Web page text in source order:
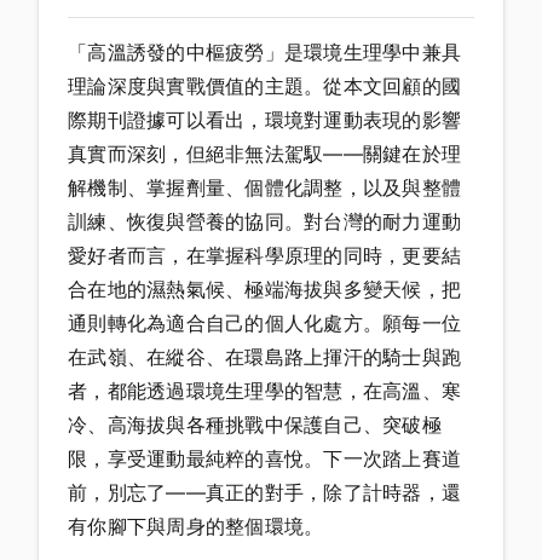
「高溫誘發的中樞疲勞」是環境生理學中兼具
理論深度與實戰價值的主題。從本文回顧的國
際期刊證據可以看出，環境對運動表現的影響
真實而深刻，但絕非無法駕馭——關鍵在於理
解機制、掌握劑量、個體化調整，以及與整體
訓練、恢復與營養的協同。對台灣的耐力運動
愛好者而言，在掌握科學原理的同時，更要結
合在地的濕熱氣候、極端海拔與多變天候，把
通則轉化為適合自己的個人化處方。願每一位
在武嶺、在縱谷、在環島路上揮汗的騎士與跑
者，都能透過環境生理學的智慧，在高溫、寒
冷、高海拔與各種挑戰中保護自己、突破極
限，享受運動最純粹的喜悅。下一次踏上賽道
前，別忘了——真正的對手，除了計時器，還
有你腳下與周身的整個環境。